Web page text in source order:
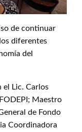
de continuar
diferentes
del
el Lic. Carlos
Maestro
de Fondo
Coordinadora